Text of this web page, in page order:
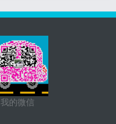
我的微信